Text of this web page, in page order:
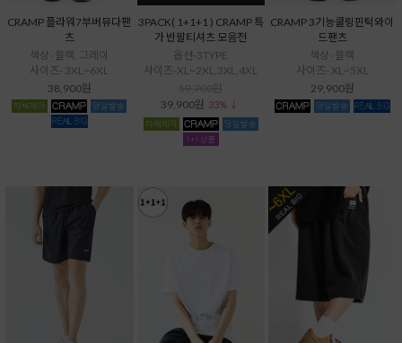
CRAMP 플라워7부버뮤다팬
츠
색상- 블랙, 그레이
사이즈- 3XL~6XL
38,900원
3PACK( 1+1+1 ) CRAMP 특
가 반팔티셔츠 모음전
옵션-3TYPE
사이즈-XL~2XL,3XL,4XL
39,900원 33% ↓
CRAMP 3기능쿨링핀턱와이
드팬츠
색상- 블랙
사이즈- XL~5XL
29,900원